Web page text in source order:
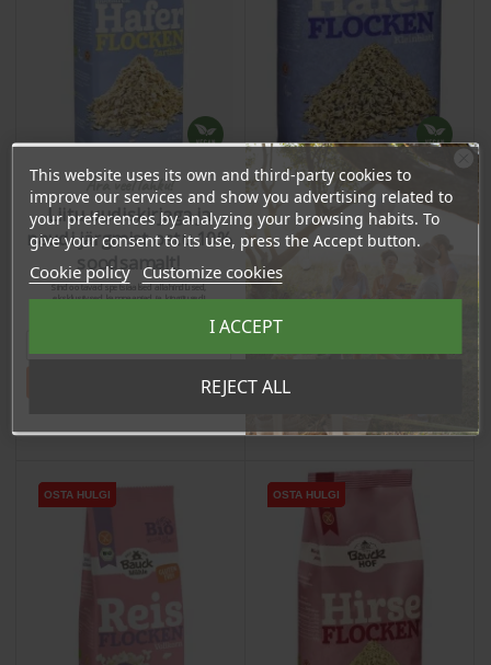
Gluteenittomat hienot
kaurahiutaleet, 425g
Price
4,95 €
Gluteenittomat
kaurahiutaleet, 1kg
OSTA HULGI
OSTA HULGI
OSTA HULGI OSTA HULGI
OSTA HULGI
OSTA HULGI
This website uses its own and third-party cookies to
improve our services and show you advertising related to
your preferences by analyzing your browsing habits. To
give your consent to its use, press the Accept button.
Cookie policy Customize cookies
REJECT ALL
I ACCEPT
Ära veel lahku!
Liitu uudiskirjaga ja
naudi järgmist ostu 10%
soodsamalt!
Sind ootavad spetsiaalsed allahindlused,
eksklusiivsed kampaaniad ja kingitused!